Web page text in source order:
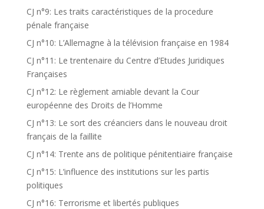
CJ n°9: Les traits caractéristiques de la procedure
pénale française
CJ n°10: L’Allemagne à la télévision française en 1984
CJ n°11: Le trentenaire du Centre d’Etudes Juridiques
Françaises
CJ n°12: Le règlement amiable devant la Cour
européenne des Droits de l’Homme
CJ n°13: Le sort des créanciers dans le nouveau droit
français de la faillite
CJ n°14: Trente ans de politique pénitentiaire française
CJ n°15: L’influence des institutions sur les partis
politiques
CJ n°16: Terrorisme et libertés publiques